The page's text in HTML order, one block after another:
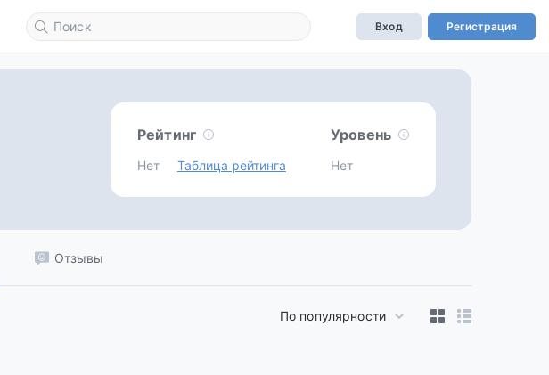
Вход Регистрация
Рейтинг
Нет Таблица рейтинга
Уровень
Нет
Отзывы
По популярности